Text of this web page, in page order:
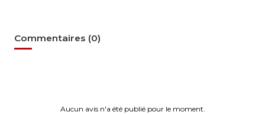
Commentaires (0)
Aucun avis n'a été publié pour le moment.